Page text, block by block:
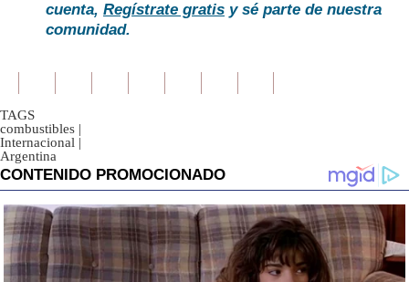
cuenta, Regístrate gratis y sé parte de nuestra
comunidad.
TAGS
combustibles |
Internacional |
Argentina